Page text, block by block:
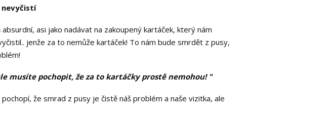
nevyčistí
asi jako nadávat na zakoupený kartáček, který nám
jenže za to nemůže kartáček! To nám bude smrdět z pusy,
musíte pochopit, že za to kartáčky prostě nemohou! "
že smrad z pusy je čistě náš problém a naše vizitka, ale